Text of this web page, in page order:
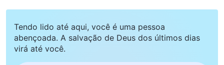
Tendo lido até aqui, você é uma pessoa
abençoada. A salvação de Deus dos últimos dias
virá até você.